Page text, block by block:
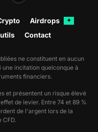
Airdrops ✦
Contact
ne constituent en aucun
incitation quelconque à
financiers.
et présentent un risque élevé
de levier. Entre 74 et 89 %
de l'argent lors de la
CFD.